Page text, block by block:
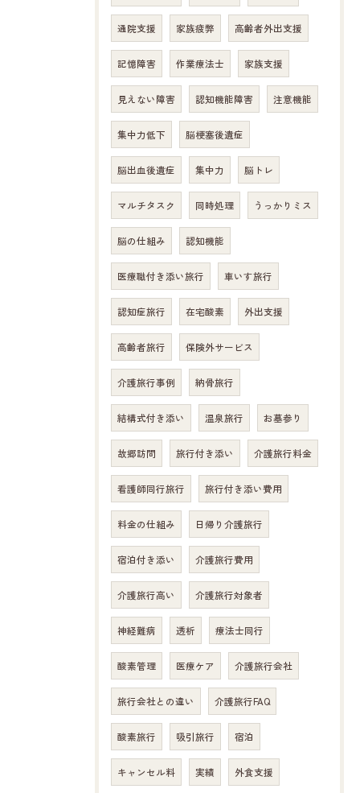
通院支援 家族疲弊 高齢者外出支援
記憶障害 作業療法士 家族支援
見えない障害 認知機能障害 注意機能
集中力低下 脳梗塞後遺症
脳出血後遺症 集中力 脳トレ
マルチタスク 同時処理 うっかりミス
脳の仕組み 認知機能
医療職付き添い旅行 車いす旅行
認知症旅行 在宅酸素 外出支援
高齢者旅行 保険外サービス
介護旅行事例 納骨旅行
結構式付き添い 温泉旅行 お墓参り
故郷訪問 旅行付き添い 介護旅行料金
看護師同行旅行 旅行付き添い費用
料金の仕組み 日帰り介護旅行
宿泊付き添い 介護旅行費用
介護旅行高い 介護旅行対象者
神経難病 透析 療法士同行
酸素管理 医療ケア 介護旅行会社
旅行会社との違い 介護旅行FAQ
酸素旅行 吸引旅行 宿泊
キャンセル料 実績 外食支援
お問い合わせはこちら